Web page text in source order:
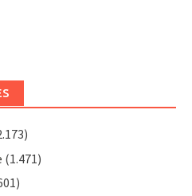
(1.471)